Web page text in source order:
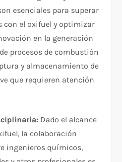
esenciales para superar
con el oxifuel y optimizar
en la generación
procesos de combustión
y almacenamiento de
que requieren atención
Dado el alcance
la colaboración
ingenieros químicos,